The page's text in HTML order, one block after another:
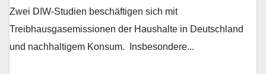
Zwei DIW-Studien beschäftigen sich mit
Treibhausgasemissionen der Haushalte in Deutschland
und nachhaltigem Konsum. ­ Insbesondere...